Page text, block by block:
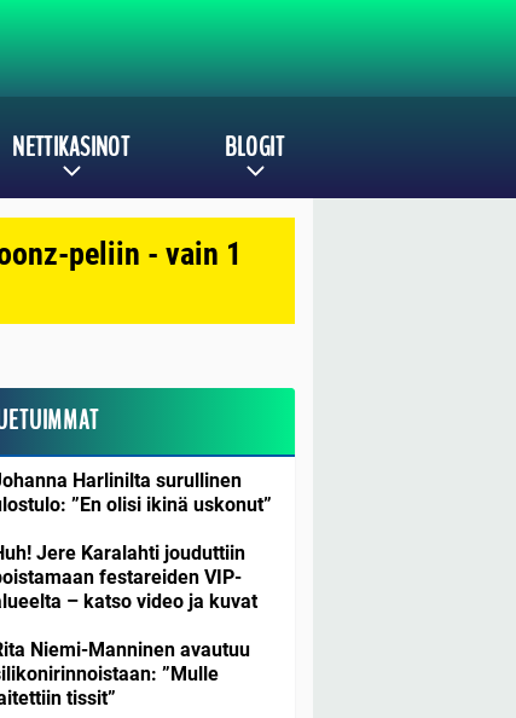
NETTIKASINOT BLOGIT
peliin - vain 1
Harlinilta surullinen
”En olisi ikinä uskonut”
Jere Karalahti jouduttiin
festareiden VIP-
– katso video ja kuvat
Niemi-Manninen avautuu
”Mulle
tissit”